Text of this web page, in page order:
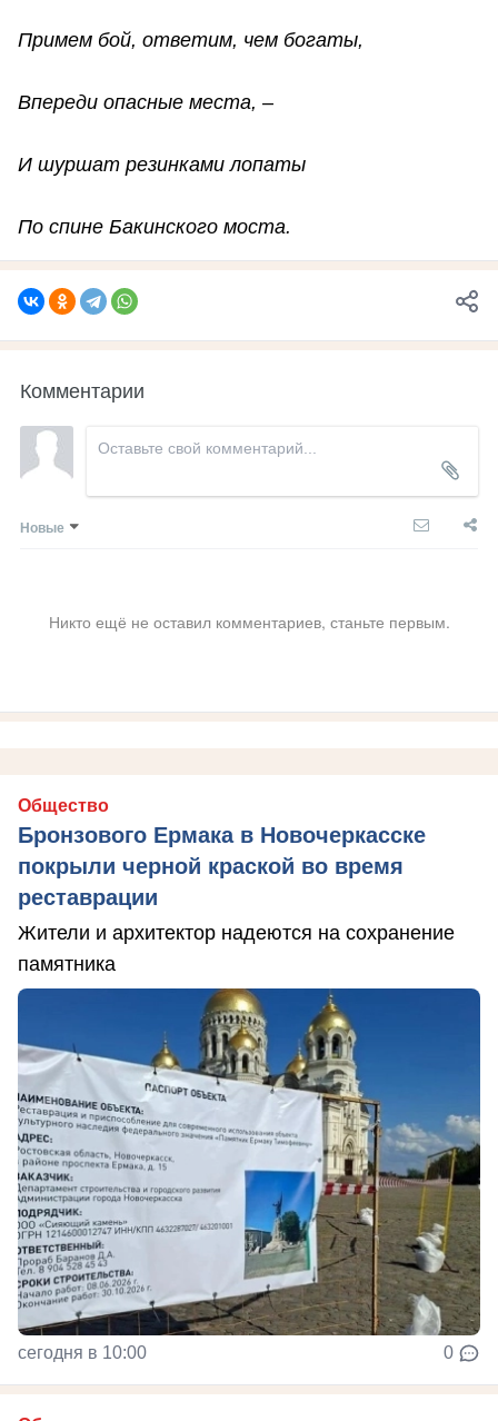
Примем бой, ответим, чем богаты,
Впереди опасные места, –
И шуршат резинками лопаты
По спине Бакинского моста.
Комментарии
Новые
Никто ещё не оставил комментариев, станьте первым.
Общество
Бронзового Ермака в Новочеркасске
покрыли черной краской во время
реставрации
Жители и архитектор надеются на сохранение
памятника
сегодня в 10:00 0